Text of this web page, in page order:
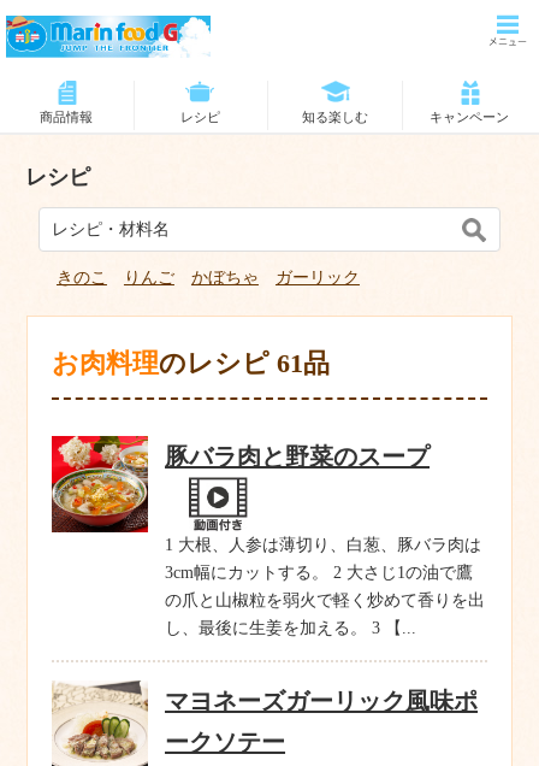
商品情報 レシピ 知る楽しむ キャンペーン
レシピ
きのこ りんご かぼちゃ ガーリック
お肉料理のレシピ 61品
豚バラ肉と野菜のスープ
1 大根、人参は薄切り、白葱、豚バラ肉は
3cm幅にカットする。 2 大さじ1の油で鷹
の爪と山椒粒を弱火で軽く炒めて香りを出
し、最後に生姜を加える。 3 【...
マヨネーズガーリック風味ポ
ークソテー